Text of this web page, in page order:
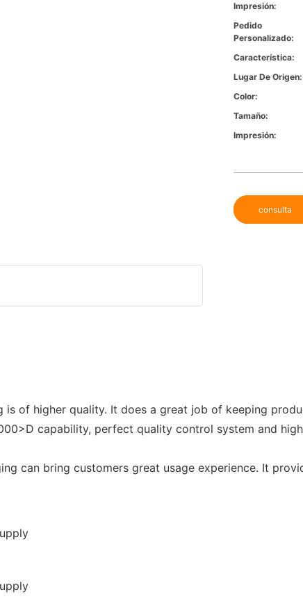
Impresión:
Pedido
Personalizado:
Característica:
Lugar De Origen:
Color:
Tamaño:
Impresión:
consulta
is of higher quality. It does a great job of keeping
capability, perfect quality control system and
can bring customers great usage experience. It